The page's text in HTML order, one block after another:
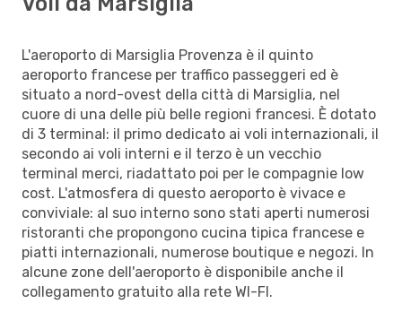
L'aeroporto di Marsiglia Provenza è il quinto
aeroporto francese per traffico passeggeri ed è
situato a nord-ovest della città di Marsiglia, nel
cuore di una delle più belle regioni francesi. È dotato
di 3 terminal: il primo dedicato ai voli internazionali, il
secondo ai voli interni e il terzo è un vecchio
terminal merci, riadattato poi per le compagnie low
cost. L'atmosfera di questo aeroporto è vivace e
conviviale: al suo interno sono stati aperti numerosi
ristoranti che propongono cucina tipica francese e
piatti internazionali, numerose boutique e negozi. In
alcune zone dell'aeroporto è disponibile anche il
collegamento gratuito alla rete WI-FI.